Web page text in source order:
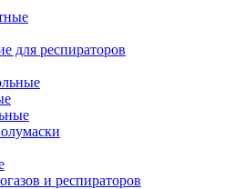
для респираторов
и респираторов